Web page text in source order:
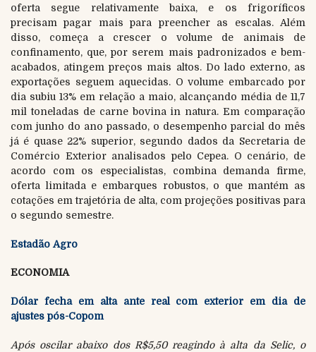
oferta segue relativamente baixa, e os frigoríficos
precisam pagar mais para preencher as escalas. Além
disso, começa a crescer o volume de animais de
confinamento, que, por serem mais padronizados e bem-
acabados, atingem preços mais altos. Do lado externo, as
exportações seguem aquecidas. O volume embarcado por
dia subiu 13% em relação a maio, alcançando média de 11,7
mil toneladas de carne bovina in natura. Em comparação
com junho do ano passado, o desempenho parcial do mês
já é quase 22% superior, segundo dados da Secretaria de
Comércio Exterior analisados pelo Cepea. O cenário, de
acordo com os especialistas, combina demanda firme,
oferta limitada e embarques robustos, o que mantém as
cotações em trajetória de alta, com projeções positivas para
o segundo semestre.
Estadão Agro
ECONOMIA
Dólar fecha em alta ante real com exterior em dia de
ajustes pós-Copom
Após oscilar abaixo dos R$5,50 reagindo à alta da Selic, o